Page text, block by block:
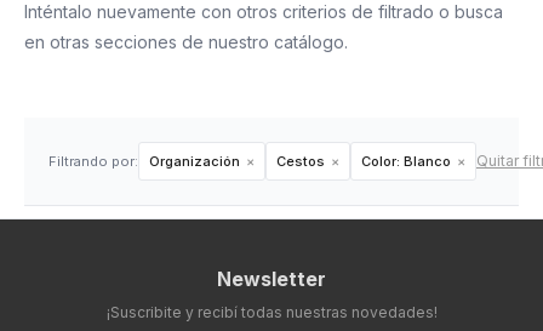
Inténtalo nuevamente con otros criterios de filtrado o busca
en otras secciones de nuestro catálogo.
Filtrando por: Organización Cestos Color: Blanco Quitar
Newsletter
¡Suscribite y recibí todas nuestras novedades!